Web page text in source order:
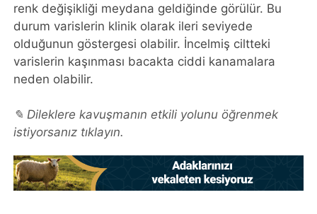
renk değişikliği meydana geldiğinde görülür. Bu
durum varislerin klinik olarak ileri seviyede
olduğunun göstergesi olabilir. İncelmiş ciltteki
varislerin kaşınması bacakta ciddi kanamalara
neden olabilir.
✎ Dileklere kavuşmanın etkili yolunu öğrenmek
istiyorsanız tıklayın.